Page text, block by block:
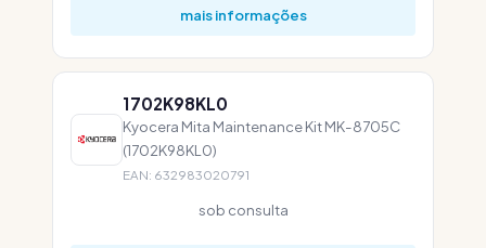
mais informações
1702K98KL0
Kyocera Mita Maintenance Kit MK-8705C
(1702K98KL0)
EAN: 632983020791
sob consulta